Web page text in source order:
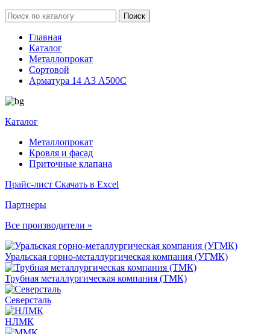
Главная
Каталог
Металлопрокат
Сортовой
Арматура 14 А3 А500С
Каталог
Металлопрокат
Кровля и фасад
Приточные клапана
Прайс-лист Скачать в Excel
Партнеры
Все производители »
Уральская горно-металлургическая компания (УГМК)
Трубная металлургическая компания (ТМК)
Северсталь
НЛМК